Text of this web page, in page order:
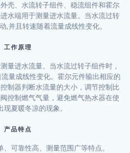
壳、水流转子组件、稳流组件和霍尔
水端用于测量进水流量。当水流过转
,并且转速随着流量成线性变化。
工作原理
量进水流量。当水流过转子组件时，
量成线性变化。霍尔元件输出相应的
制器判断水流量的大小，调节控制比
控制燃气气量，避免燃气热水器在使
现夏暖冬凉的现象。
产品特点
可靠性高、测量范围广等特点。